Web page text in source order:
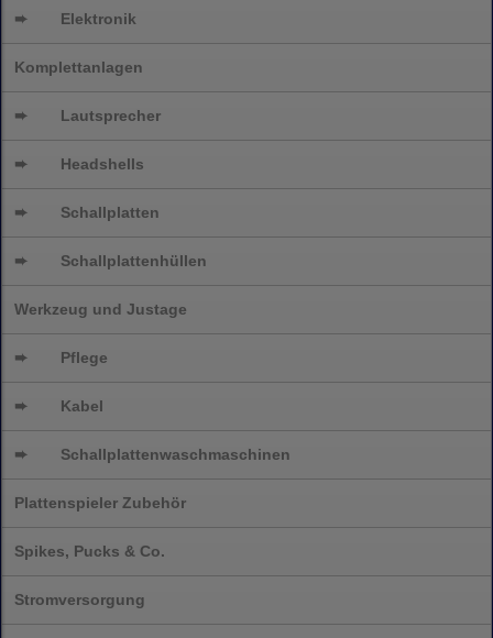
➨ Elektronik
Komplettanlagen
➨ Lautsprecher
➨ Headshells
➨ Schallplatten
➨ Schallplattenhüllen
Werkzeug und Justage
➨ Pflege
➨ Kabel
➨ Schallplattenwaschmaschinen
Plattenspieler Zubehör
Spikes, Pucks & Co.
Stromversorgung